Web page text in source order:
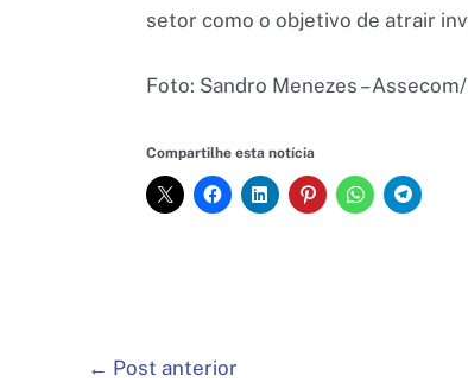
setor como o objetivo de atrair
Foto: Sandro Menezes –
Compartilhe esta notícia
← Post anterior